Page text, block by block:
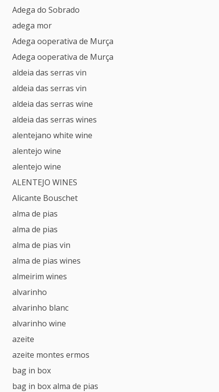
Adega do Sobrado
adega mor
Adega ooperativa de Murça
Adega ooperativa de Murça
aldeia das serras vin
aldeia das serras vin
aldeia das serras wine
aldeia das serras wines
alentejano white wine
alentejo wine
alentejo wine
ALENTEJO WINES
Alicante Bouschet
alma de pias
alma de pias
alma de pias vin
alma de pias wines
almeirim wines
alvarinho
alvarinho blanc
alvarinho wine
azeite
azeite montes ermos
bag in box
bag in box alma de pias